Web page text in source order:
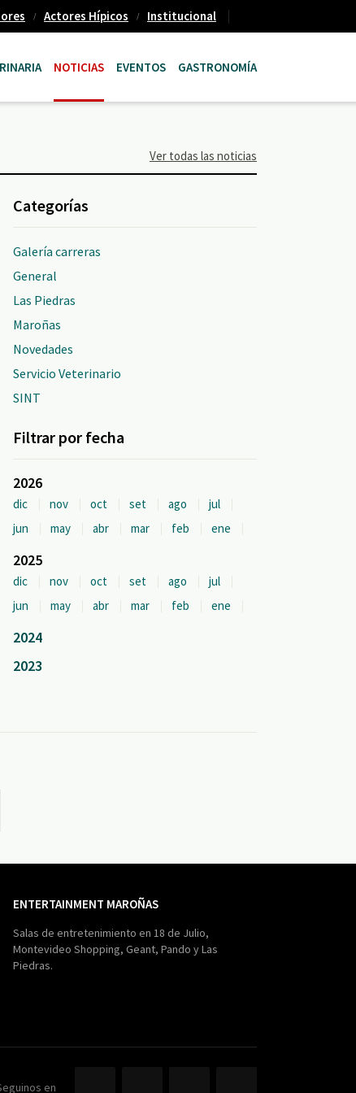
Actores Hípicos Institucional
NOTICIAS EVENTOS GASTRONOMÍA
Ver todas las noticias
Categorías
Galería carreras
General
Las Piedras
Maroñas
Novedades
Servicio Veterinario
SINT
Filtrar por fecha
2026
dic nov oct set ago
jul
jun
may abr mar feb ene
2025
dic nov oct set ago
jul
jun
may abr mar feb ene
2024
2023
ENTERTAINMENT MAROÑAS
Salas de entretenimiento en 18 de Julio,
Montevideo Shopping, Geant, Pando y Las
Piedras.
en